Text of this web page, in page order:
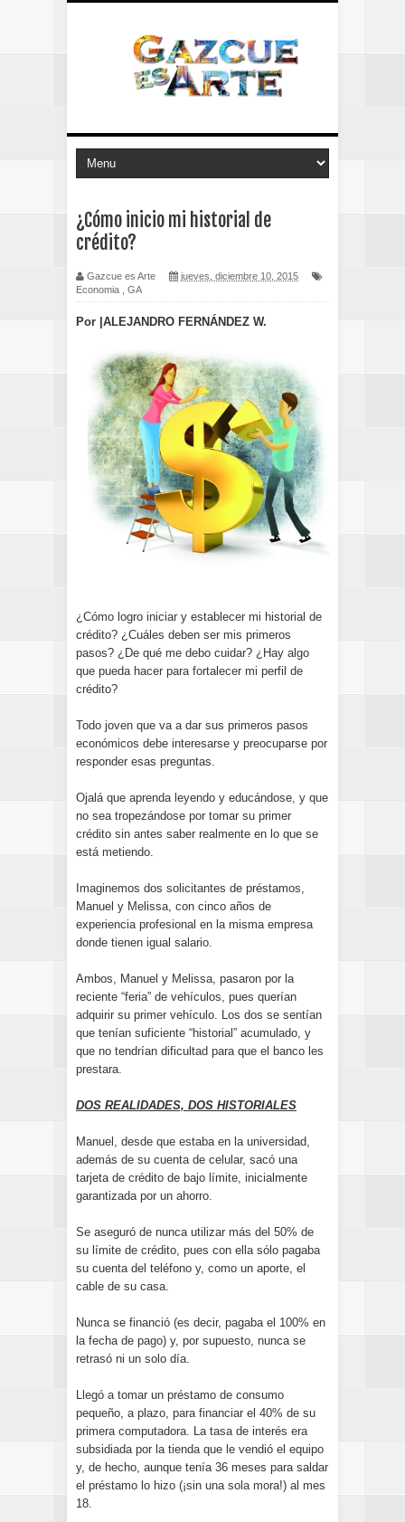
¿Cómo inicio mi historial de
crédito?
Gazcue es Arte
jueves, diciembre 10, 2015
Economia
GA
Por |ALEJANDRO FERNÁNDEZ W.
¿Cómo logro iniciar y establecer mi historial de
crédito? ¿Cuáles deben ser mis primeros
pasos? ¿De qué me debo cuidar? ¿Hay algo
que pueda hacer para fortalecer mi perfil de
crédito?
Todo joven que va a dar sus primeros pasos
económicos debe interesarse y preocuparse por
responder esas preguntas.
Ojalá que aprenda leyendo y educándose, y que
no sea tropezándose por tomar su primer
crédito sin antes saber realmente en lo que se
está metiendo.
Imaginemos dos solicitantes de préstamos,
Manuel y Melissa, con cinco años de
experiencia profesional en la misma empresa
donde tienen igual salario.
Ambos, Manuel y Melissa, pasaron por la
reciente “feria” de vehículos, pues querían
adquirir su primer vehículo. Los dos se sentían
que tenían suficiente “historial” acumulado, y
que no tendrían dificultad para que el banco les
prestara.
DOS REALIDADES, DOS HISTORIALES
Manuel, desde que estaba en la universidad,
además de su cuenta de celular, sacó una
tarjeta de crédito de bajo límite, inicialmente
garantizada por un ahorro.
Se aseguró de nunca utilizar más del 50% de
su límite de crédito, pues con ella sólo pagaba
su cuenta del teléfono y, como un aporte, el
cable de su casa.
Nunca se financió (es decir, pagaba el 100% en
la fecha de pago) y, por supuesto, nunca se
retrasó ni un solo día.
Llegó a tomar un préstamo de consumo
pequeño, a plazo, para financiar el 40% de su
primera computadora. La tasa de interés era
subsidiada por la tienda que le vendió el equipo
y, de hecho, aunque tenía 36 meses para saldar
el préstamo lo hizo (¡sin una sola mora!) al mes
18.